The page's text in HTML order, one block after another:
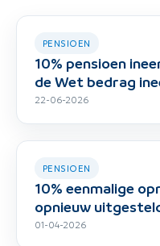
PENSIOEN
10% pensioen
de Wet bedrag
22-06-2026
PENSIOEN
10% eenmalige
opnieuw
01-04-2026